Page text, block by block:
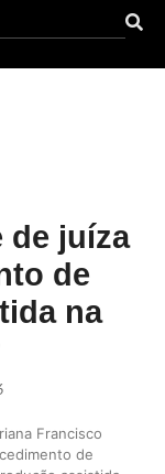
de juíza
de
na
Francisco
de